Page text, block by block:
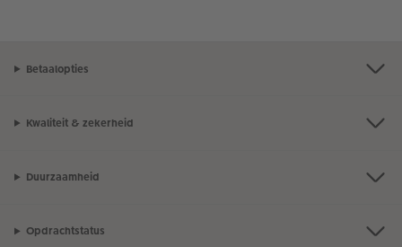
Betaalopties
Kwaliteit & zekerheid
Duurzaamheid
Opdrachtstatus